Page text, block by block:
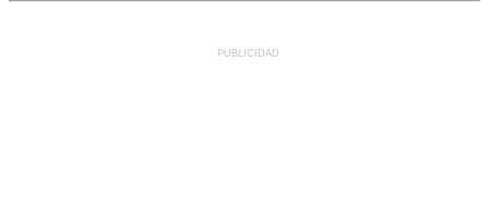
PUBLICIDAD